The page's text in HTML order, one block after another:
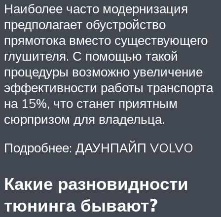
Наиболее часто модернизация
предполагает обустройство
прямотока вместо существующего
глушителя. С помощью такой
процедуры возможно увеличение
эффективности работы транспорта
на 15%, что станет приятным
сюрпризом для владельца.
Подробнее: ДАУНПАЙП VOLVO
Какие разновидности
тюнинга бывают?